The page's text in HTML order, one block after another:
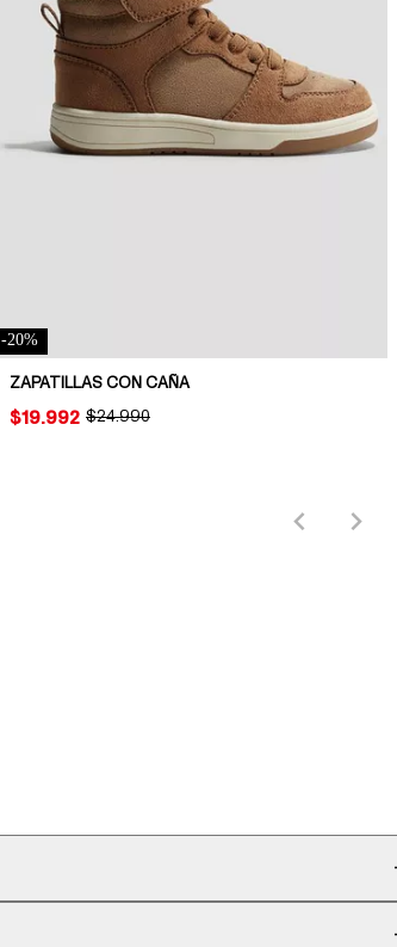
-20%
ZAPATILLAS CON CAÑA
ORIGINAL PRICE:
$24.990
PRICE:
$19.992